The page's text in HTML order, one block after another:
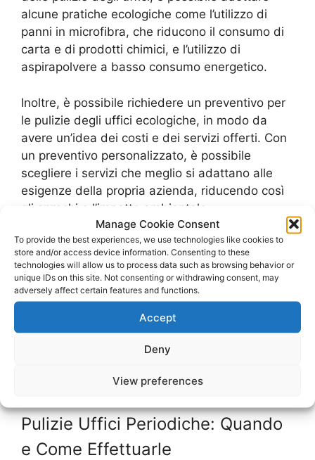
Manage Cookie Consent
To provide the best experiences, we use technologies like cookies to
store and/or access device information. Consenting to these
technologies will allow us to process data such as browsing behavior or
unique IDs on this site. Not consenting or withdrawing consent, may
adversely affect certain features and functions.
Accept
Deny
View preferences
alcune pratiche ecologiche come l’utilizzo di
panni in microfibra, che riducono il consumo di
carta e di prodotti chimici, e l’utilizzo di
aspirapolvere a basso consumo energetico.
Inoltre, è possibile richiedere un preventivo per
le pulizie degli uffici ecologiche, in modo da
avere un’idea dei costi e dei servizi offerti. Con
un preventivo personalizzato, è possibile
scegliere i servizi che meglio si adattano alle
esigenze della propria azienda, riducendo così
gli sprechi e l’impatto ambientale.
In sintesi, le pulizie ecologiche degli uffici sono
un’ottima scelta per mantenere un ambiente di
lavoro pulito e ordinato, senza danneggiare
l’ambiente. Con l’utilizzo di prodotti naturali e
sostenibili, è possibile ridurre l’impatto
ambientale e i costi, ottenendo comunque
risultati efficaci. Richiedere un preventivo
approccio ecologico alle pulizie degli uffici.
Pulizie Uffici Periodiche: Quando
e Come Effettuarle